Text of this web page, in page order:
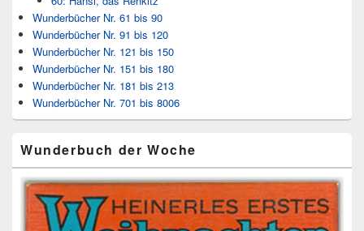
Wunderbücher Nr. 61 bis 90
Wunderbücher Nr. 91 bis 120
Wunderbücher Nr. 121 bis 150
Wunderbücher Nr. 151 bis 180
Wunderbücher Nr. 181 bis 213
Wunderbücher Nr. 701 bis 8006
Wunderbuch der Woche